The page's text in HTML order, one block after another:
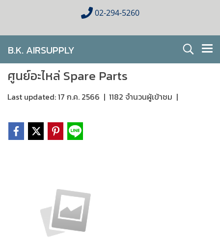
02-294-5260
B.K. AIRSUPPLY
AIR CONDITIONING FOR HOMES & BUSINESES
ศูนย์อะไหล่ Spare Parts
Last updated: 17 ก.ค. 2566 | 1182 จำนวนผู้เข้าชม |